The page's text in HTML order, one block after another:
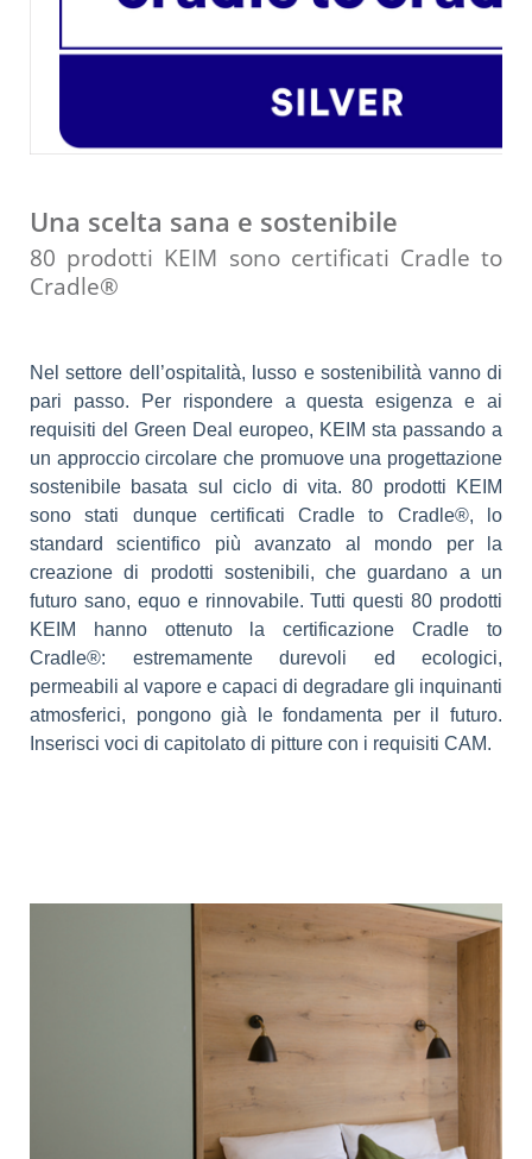
Una scelta sana e sostenibile
80 prodotti KEIM sono certificati Cradle to
Cradle®
Nel settore dell’ospitalità, lusso e sostenibilità vanno di
pari passo. Per rispondere a questa esigenza e ai
requisiti del Green Deal europeo, KEIM sta passando a
un approccio circolare che promuove una progettazione
sostenibile basata sul ciclo di vita. 80 prodotti KEIM
sono stati dunque certificatiCradle to Cradle®, lo
standard scientifico più avanzato al mondo per la
creazione di prodotti sostenibili, che guardano a un
futuro sano, equo e rinnovabile. Tutti questi 80 prodotti
KEIM hanno ottenuto la certificazione Cradle to
Cradle®: estremamente durevoli ed ecologici,
permeabili al vapore e capaci di degradare gli inquinanti
atmosferici, pongono già le fondamenta per il futuro.
Inserisci voci di capitolato di pitture con i requisiti CAM.